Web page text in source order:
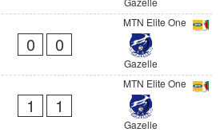
MTN Elite One
0 0
Gazelle
MTN Elite One
1 1
Gazelle